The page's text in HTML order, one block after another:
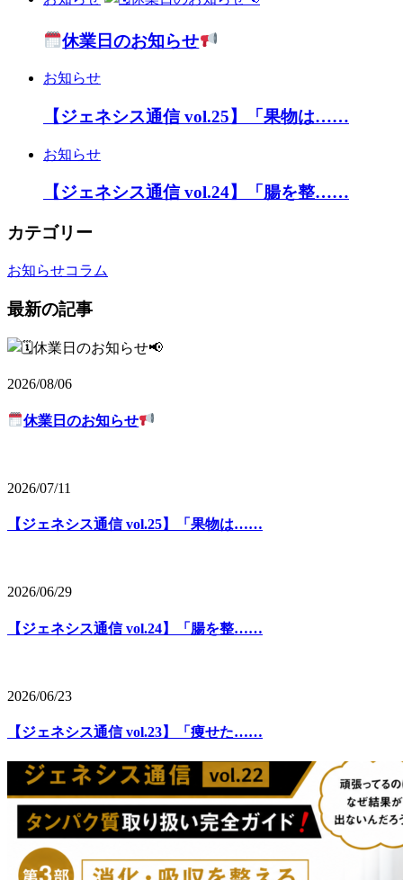
休業日のお知らせ
お知らせ
【ジェネシス通信 vol.25】「果物は……
お知らせ
【ジェネシス通信 vol.24】「腸を整……
カテゴリー
お知らせコラム
最新の記事
2026/08/06
休業日のお知らせ
2026/07/11
【ジェネシス通信 vol.25】「果物は……
2026/06/29
【ジェネシス通信 vol.24】「腸を整……
2026/06/23
【ジェネシス通信 vol.23】「痩せた……